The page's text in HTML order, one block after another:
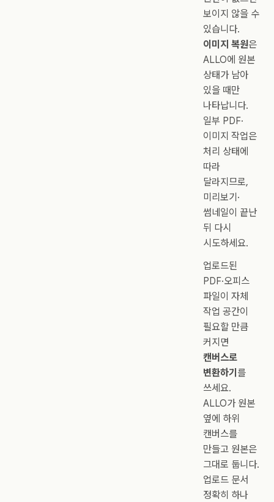
보이지 않을 수
있습니다.
이미지 복원은
ALLO에 원본
상태가 남아
있을 때만
나타납니다.
일부 PDF·
이미지 작업은
처리 상태에
따라
달라지므로,
미리보기·
썸네일이 끝난
뒤 다시
시도하세요.
업로드된
PDF·오피스
파일이 자체
작업 공간이
필요할 만큼
커지면
캔버스로
변환하기 를
쓰세요.
ALLO가 원본
옆에 하위
캔버스를
만들고 원본은
그대로 둡니다.
업로드 문서
정확히 하나